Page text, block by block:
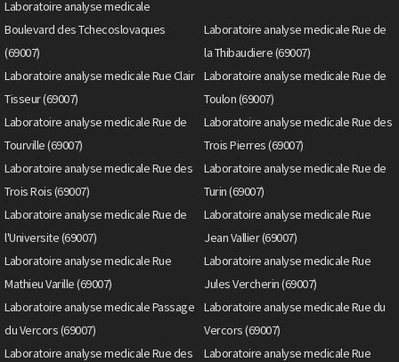
Laboratoire analyse medicale
Boulevard des Tchecoslovaques
(69007)
Laboratoire analyse medicale Rue de
la Thibaudiere (69007)
Laboratoire analyse medicale Rue Clair
Tisseur (69007)
Laboratoire analyse medicale Rue de
Toulon (69007)
Laboratoire analyse medicale Rue de
Tourville (69007)
Laboratoire analyse medicale Rue des
Trois Pierres (69007)
Laboratoire analyse medicale Rue des
Trois Rois (69007)
Laboratoire analyse medicale Rue de
Turin (69007)
Laboratoire analyse medicale Rue de
l'Universite (69007)
Laboratoire analyse medicale Rue
Jean Vallier (69007)
Laboratoire analyse medicale Rue
Mathieu Varille (69007)
Laboratoire analyse medicale Rue
Jules Vercherin (69007)
Laboratoire analyse medicale Passage
du Vercors (69007)
Laboratoire analyse medicale Rue du
Vercors (69007)
Laboratoire analyse medicale Rue des
Laboratoire analyse medicale Rue